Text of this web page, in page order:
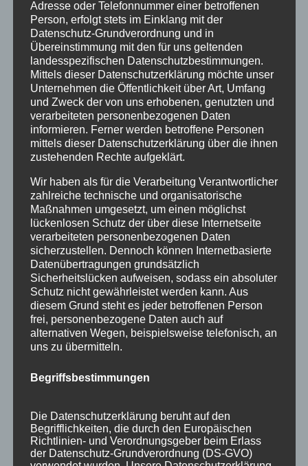
Online Buchung
Blog
Kontakt
FAQs
Reise Versicherung
Impressum
Herbstzauber im Allgäu: Ein Erlebnis der
besonderen Art
Haus Partale,Oberstdorf
Lass dich vom Herbst im Allgäu verzaubern…
Der Herbst im Allgäu ist eine Jahreszeit voller
Magie und Farbenpracht, die jedes Jahr aufs
Adresse oder Telefonnummer einer betroffenen
Person, erfolgt stets im Einklang mit der
Datenschutz-Grundverordnung und in
Übereinstimmung mit den für uns geltenden
landesspezifischen Datenschutzbestimmungen.
Mittels dieser Datenschutzerklärung möchte unser
Unternehmen die Öffentlichkeit über Art, Umfang
und Zweck der von uns erhobenen, genutzten und
verarbeiteten personenbezogenen Daten
informieren. Ferner werden betroffene Personen
mittels dieser Datenschutzerklärung über die ihnen
zustehenden Rechte aufgeklärt.
Wir haben als für die Verarbeitung Verantwortlicher
zahlreiche technische und organisatorische
Maßnahmen umgesetzt, um einen möglichst
lückenlosen Schutz der über diese Internetseite
verarbeiteten personenbezogenen Daten
sicherzustellen. Dennoch können Internetbasierte
Datenübertragungen grundsätzlich
Sicherheitslücken aufweisen, sodass ein absoluter
Schutz nicht gewährleistet werden kann. Aus
diesem Grund steht es jeder betroffenen Person
frei, personenbezogene Daten auch auf
alternativen Wegen, beispielsweise telefonisch, an
uns zu übermitteln.
Begriffsbestimmungen
Die Datenschutzerklärung beruht auf den
Begrifflichkeiten, die durch den Europäischen
Richtlinien- und Verordnungsgeber beim Erlass
der Datenschutz-Grundverordnung (DS-GVO)